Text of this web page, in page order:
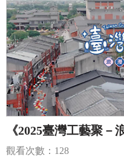
《2025臺灣工藝聚
觀看次數：128